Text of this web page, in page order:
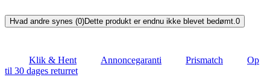
Hvad andre synes (0)Dette produkt er endnu ikke blevet bedømt.0
Klik & Hent Annoncegaranti Prismatch
Op
til 30 dages returret